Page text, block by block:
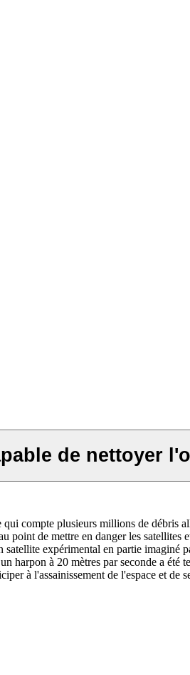
de nettoyer
compte plusieurs millions de débris
point de mettre en danger les
expérimental en partie imaginé
à 20 mètres par seconde a été
à l'assainissement de l'espace et de